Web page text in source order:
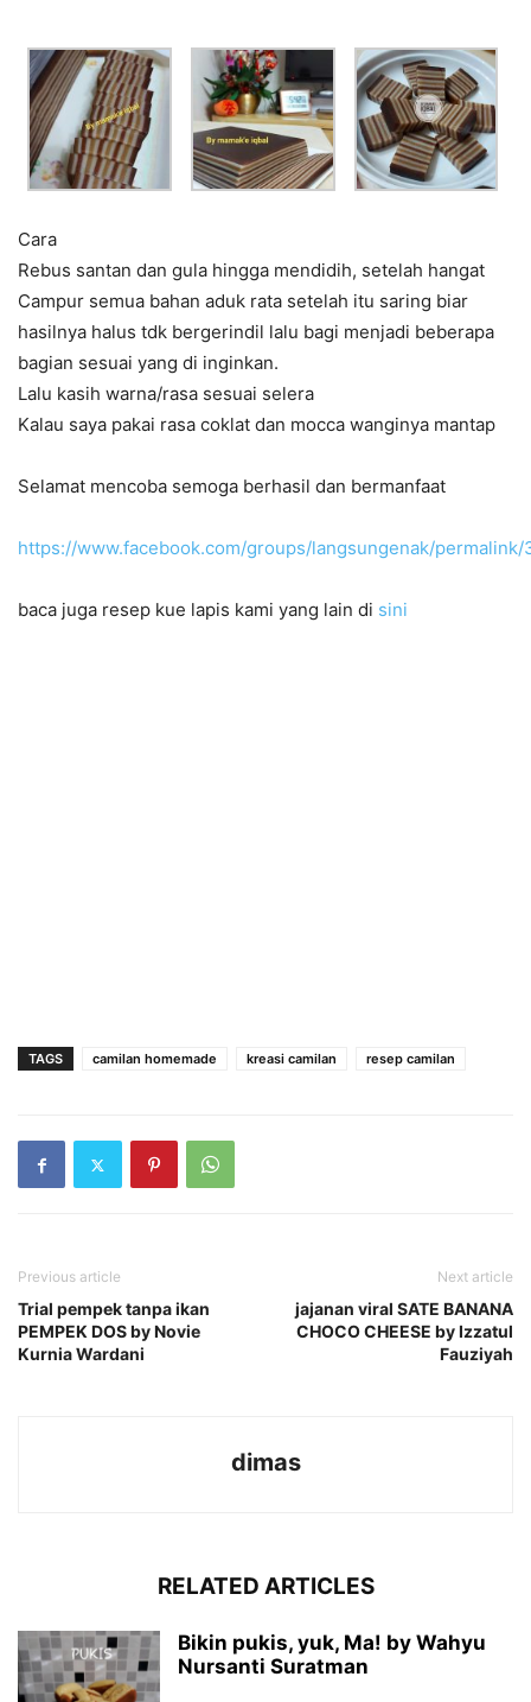
Cara
Rebus santan dan gula hingga mendidih, setelah hangat
Campur semua bahan aduk rata setelah itu saring biar
hasilnya halus tdk bergerindil lalu bagi menjadi beberapa
bagian sesuai yang di inginkan.
Lalu kasih warna/rasa sesuai selera
Kalau saya pakai rasa coklat dan mocca wanginya mantap
Selamat mencoba semoga berhasil dan bermanfaat
https://www.facebook.com/groups/langsungenak/
baca juga resep kue lapis kami yang lain di sini
TAGS camilan homemade kreasi camilan resep camilan
Previous article
Trial pempek tanpa ikan
PEMPEK DOS by Novie
Kurnia Wardani
Next article
jajanan viral SATE BANANA
CHOCO CHEESE by Izzatul
Fauziyah
dimas
RELATED ARTICLES
Bikin pukis, yuk, Ma! by Wahyu
Nursanti Suratman